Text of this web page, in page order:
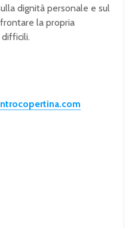
dignità personale e sul
la propria